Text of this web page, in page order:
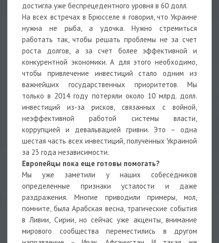
достигла уже беспрецедентного уровня в 60 долл.
На всех встречах в Брюсселе я говорил, что Украине
нужна не рыба, а удочка. Нужно стремиться
работать так, чтобы решать проблемы не за счет
роста долгов, а за счет более эффективной и
конкурентной экономики. А для этого необходимо,
чтобы привлечение инвестиций стало одним из
важнейших государственных приоритетов. Мы
только в 2014 году потеряли около 10 млрд. долл.
инвестиций из-за рисков, связанных с войной,
неэффективной работой системы власти,
коррупцией и девальвацией гривни. Это – одна
шестая часть всех инвестиций, полученных Украиной
за 23 года независимости.
Европейцы пока еще готовы помогать?
Мы уже заметили у наших собеседников
определенные признаки усталости и даже
раздражения. Многие приводили примеры, мол,
помните, была Арабская весна, трагические события
в Ливии, Сирии, но сейчас уже акценты, внимание
мирового сообщества переместились в другом